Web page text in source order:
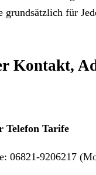
grundsätzlich für
Kontakt,
Telefon Tarife
06821-9206217